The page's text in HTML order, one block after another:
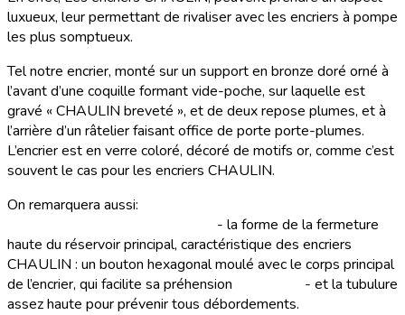
luxueux, leur permettant de rivaliser avec les encriers à pompe
les plus somptueux.
Tel notre encrier, monté sur un support en bronze doré orné à
l’avant d’une coquille formant vide-poche, sur laquelle est
gravé « CHAULIN breveté », et de deux repose plumes, et à
l’arrière d’un râtelier faisant office de porte porte-plumes.
L’encrier est en verre coloré, décoré de motifs or, comme c’est
souvent le cas pour les encriers CHAULIN.
On remarquera aussi:
- la forme de la fermeture
haute du réservoir principal, caractéristique des encriers
CHAULIN : un bouton hexagonal moulé avec le corps principal
de l’encrier, qui facilite sa préhension - et la tubulure
assez haute pour prévenir tous débordements.